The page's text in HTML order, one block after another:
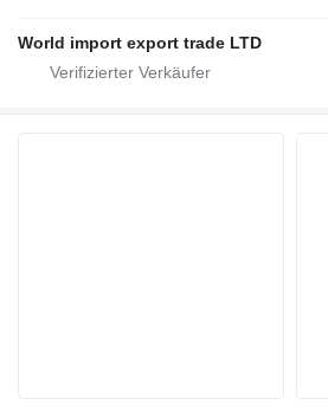
World import export trade LTD